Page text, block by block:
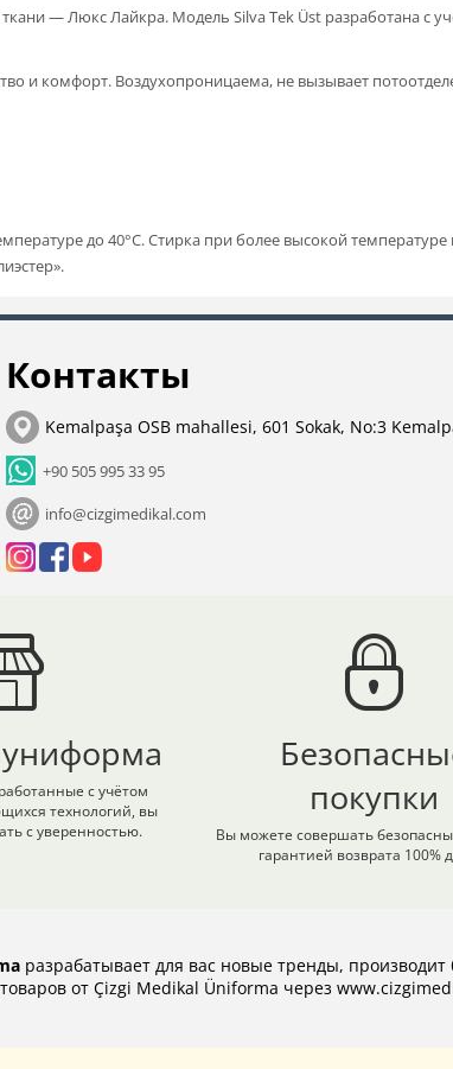
— Люкс Лайкра. Модель Silva Tek Üst разработана с
и комфорт. Воздухопроницаема, не вызывает
до 40°С. Стирка при более высокой температуре
Контакты
Kemalpaşa OSB mahallesi, 601 Sokak, No:3
+90 505 995 33 95
info@cizgimedikal.com
с учётом
технологий, вы
с уверенностью.
покупки
Вы можете совершать
гарантией возврата 100%
разрабатывает для вас новые тренды, производит
от Çizgi Medikal Üniforma через